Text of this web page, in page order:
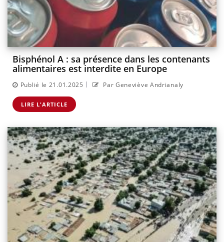
Bisphénol A : sa présence dans les contenants
alimentaires est interdite en Europe
Publié le 21.01.2025 | Par Geneviève Andrianaly
LIRE L'ARTICLE